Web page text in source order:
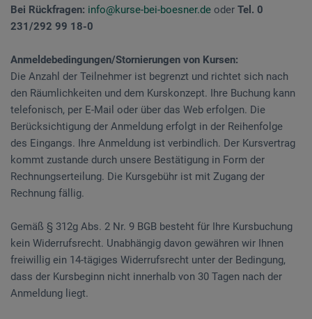
Bei Rückfragen: info@kurse-bei-boesner.de oder Tel. 0
231/292 99 18-0
Anmeldebedingungen/Stornierungen von Kursen:
Die Anzahl der Teilnehmer ist begrenzt und richtet sich nach
den Räumlichkeiten und dem Kurskonzept. Ihre Buchung kann
telefonisch, per E-Mail oder über das Web erfolgen. Die
Berücksichtigung der Anmeldung erfolgt in der Reihenfolge
des Eingangs. Ihre Anmeldung ist verbindlich. Der Kursvertrag
kommt zustande durch unsere Bestätigung in Form der
Rechnungserteilung. Die Kursgebühr ist mit Zugang der
Rechnung fällig.
Gemäß § 312g Abs. 2 Nr. 9 BGB besteht für Ihre Kursbuchung
kein Widerrufsrecht. Unabhängig davon gewähren wir Ihnen
freiwillig ein 14-tägiges Widerrufsrecht unter der Bedingung,
dass der Kursbeginn nicht innerhalb von 30 Tagen nach der
Anmeldung liegt.